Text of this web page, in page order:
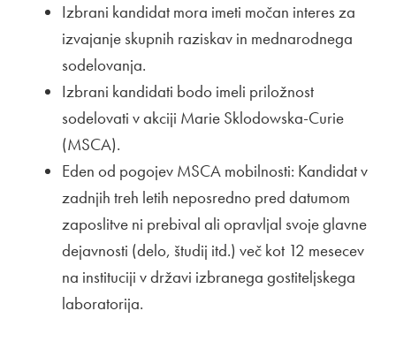
Izbrani kandidat mora imeti močan interes za
izvajanje skupnih raziskav in mednarodnega
sodelovanja.
Izbrani kandidati bodo imeli priložnost
sodelovati v akciji Marie Sklodowska-Curie
(MSCA).
Eden od pogojev MSCA mobilnosti: Kandidat v
zadnjih treh letih neposredno pred datumom
zaposlitve ni prebival ali opravljal svoje glavne
dejavnosti (delo, študij itd.) več kot 12 mesecev
na instituciji v državi izbranega gostiteljskega
laboratorija.